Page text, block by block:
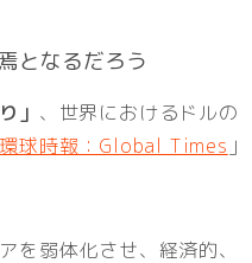
となるだろう
」 、世界におけるドルの
環球時報：Global Times 」
を弱体化させ、経済的、